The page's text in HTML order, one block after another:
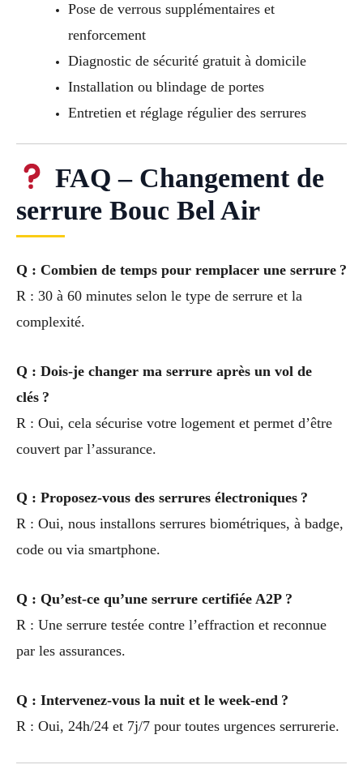
Pose de verrous supplémentaires et
renforcement
Diagnostic de sécurité gratuit à domicile
Installation ou blindage de portes
Entretien et réglage régulier des serrures
FAQ – Changement de
serrure Bouc Bel Air
Q : Combien de temps pour remplacer une serrure ?
R : 30 à 60 minutes selon le type de serrure et la
complexité.
Q : Dois-je changer ma serrure après un vol de
clés ?
R : Oui, cela sécurise votre logement et permet d’être
couvert par l’assurance.
Q : Proposez-vous des serrures électroniques ?
R : Oui, nous installons serrures biométriques, à badge,
code ou via smartphone.
Q : Qu’est-ce qu’une serrure certifiée A2P ?
R : Une serrure testée contre l’effraction et reconnue
par les assurances.
Q : Intervenez-vous la nuit et le week-end ?
R : Oui, 24h/24 et 7j/7 pour toutes urgences serrurerie.